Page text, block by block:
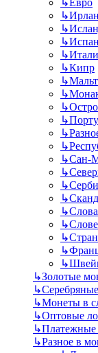
↳
↳
↳
↳
↳Кипр
↳
↳
↳
↳
↳
↳
↳Сан-
↳
↳
↳
↳
↳
↳
↳
↳
↳Золотые
↳
↳Монеты в
↳Оптовые
↳
↳Разное в